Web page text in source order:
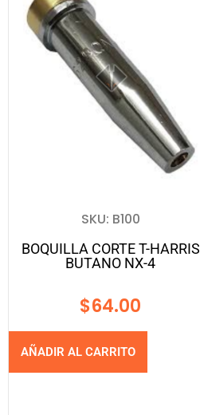
SKU: B100
BOQUILLA CORTE T-HARRIS
BUTANO NX-4
$64.00
AÑADIR AL CARRITO